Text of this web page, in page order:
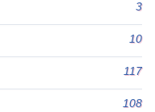
3
10
117
108